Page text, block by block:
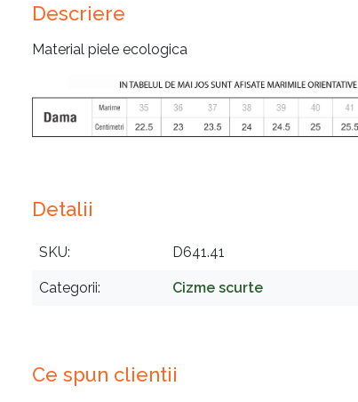
Descriere
Material piele ecologica
Detalii
SKU D641.41
Categorii Cizme scurte
Ce spun clientii